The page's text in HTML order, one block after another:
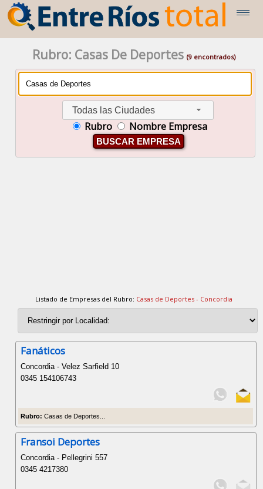
Rubro: Casas De Deportes(9 encontrados)
Todas las Ciudades
Rubro Nombre Empresa
BUSCAR EMPRESA
Listado de Empresas del Rubro: Casas de Deportes - Concordia
Fanáticos
Concordia - Velez Sarfield 10
0345 154106743
Rubro: Casas de Deportes...
Fransoi Deportes
Concordia - Pellegrini 557
0345 4217380